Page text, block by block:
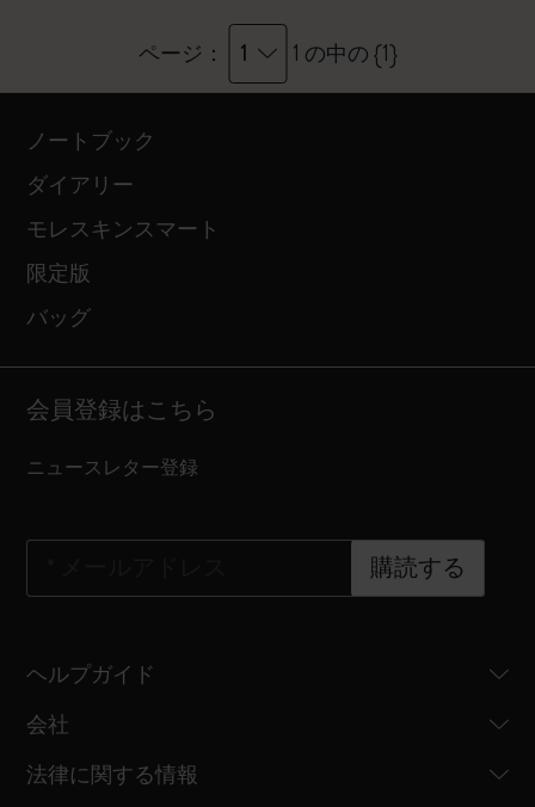
ページ： 1 1 の中の {1}
ノートブック
ダイアリー
モレスキンスマート
限定版
バッグ
会員登録はこちら
ニュースレター登録
購読する
ヘルプガイド
会社
法律に関する情報